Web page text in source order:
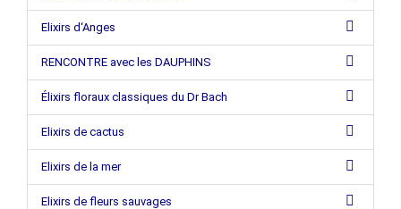
Elixirs d‘Anges
RENCONTRE avec les DAUPHINS
Élixirs floraux classiques du Dr Bach
Elixirs de cactus
Elixirs de la mer
Elixirs de fleurs sauvages